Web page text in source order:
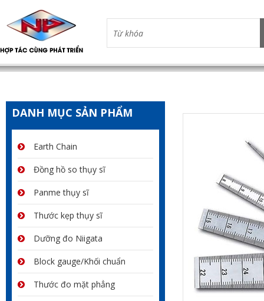
DANH MỤC SẢN PHẨM
Earth Chain
Đồng hồ so thụy sĩ
Panme thụy sĩ
Thước kẹp thụy sĩ
Dưỡng đo Niigata
Block gauge/Khối chuẩn
Thước đo mặt phẳng